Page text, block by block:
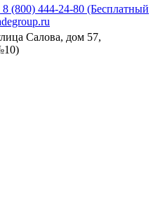
8 (800) 444-24-80 (Бесплатный
Салова, дом 57,